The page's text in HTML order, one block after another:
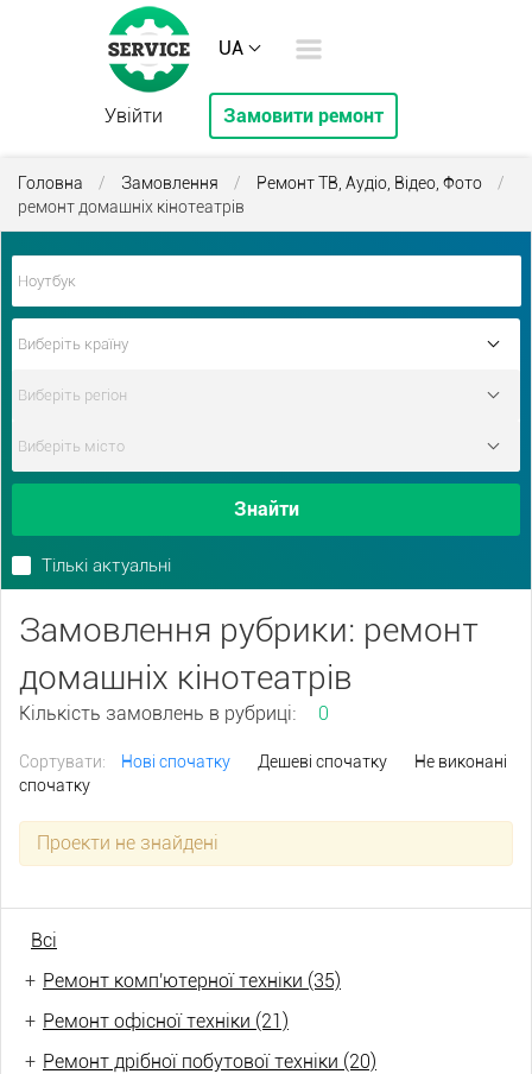
UA
Увійти Замовити ремонт
Головна / Замовлення / Ремонт ТВ, Аудіо, Відео, Фото
/
ремонт домашніх кінотеатрів
Знайти
Тількі актуальні
Замовлення рубрики: ремонт
домашніх кінотеатрів
Кількість замовлень в рубриці: 0
Сортувати: Нові спочатку Дешеві спочатку
Не виконані
спочатку
Проекти не знайдені
Всі
+ Ремонт комп'ютерної техніки (35)
+ Ремонт офісної техніки (21)
+ Ремонт дрібної побутової техніки (20)